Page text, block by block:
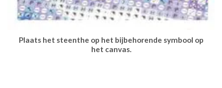
Plaats het steenthe op het bijbehorende symbool op
het canvas.